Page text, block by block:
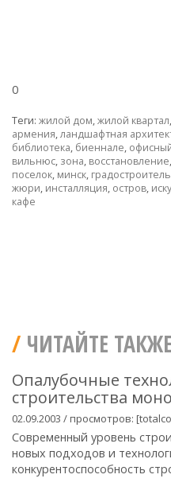
0
Теги: жилой дом,жилой квартал,
армения,ландшафтная
библиотека, биеннале,
вильнюс, зона, восстановление,
поселок, минск,
жюри, инсталляция, остров,
кафе
ЧИТАЙТЕ ТАКЖЕ
Опалубочные
строительства
02.09.2003 / просмотров:
Современный уровень
новых подходов и
конкурентоспособность